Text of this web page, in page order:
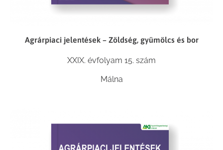
Agrárpiaci jelentések – Zöldség, gyümölcs és bor
XXIX. évfolyam 15. szám
Málna